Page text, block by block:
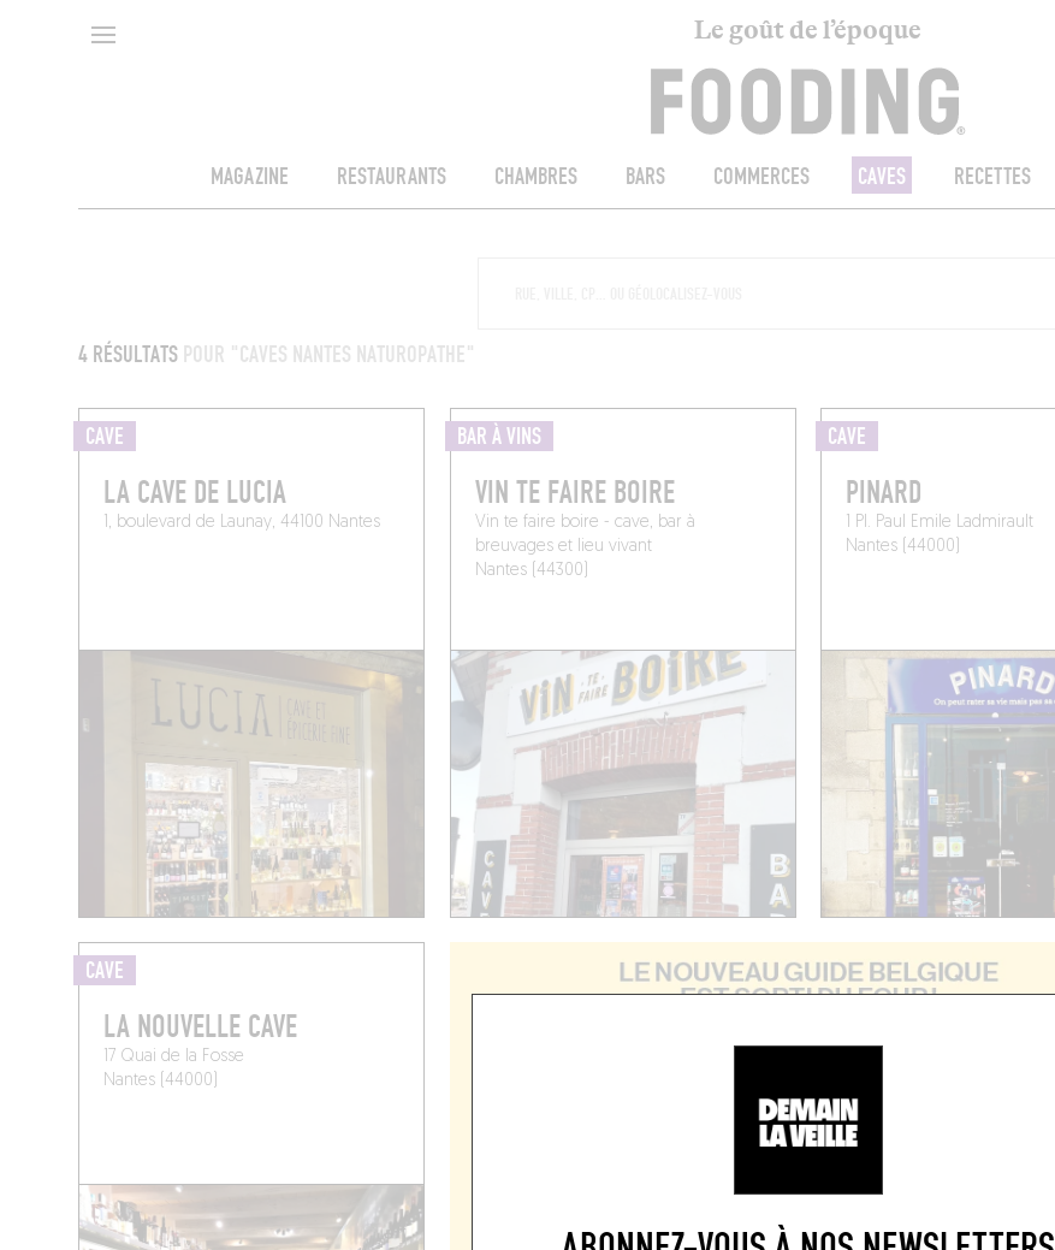
Le goût de l’époque
MAGAZINE RESTAURANTS CHAMBRES BARS COMMERCES CAVES RECETTES
4 RÉSULTATS POUR "CAVES NANTES NATUROPATHE"
CAVE
LA CAVE DE LUCIA
1, boulevard de Launay, 44100 Nantes
BAR À VINS
VIN TE FAIRE BOIRE
Vin te faire boire - cave, bar à
breuvages et lieu vivant
Nantes (44300)
CAVE
PINARD
1 Pl. Paul Emile Ladmirault
Nantes (44000)
CAVE
LA NOUVELLE CAVE
17 Quai de la Fosse
Nantes (44000)